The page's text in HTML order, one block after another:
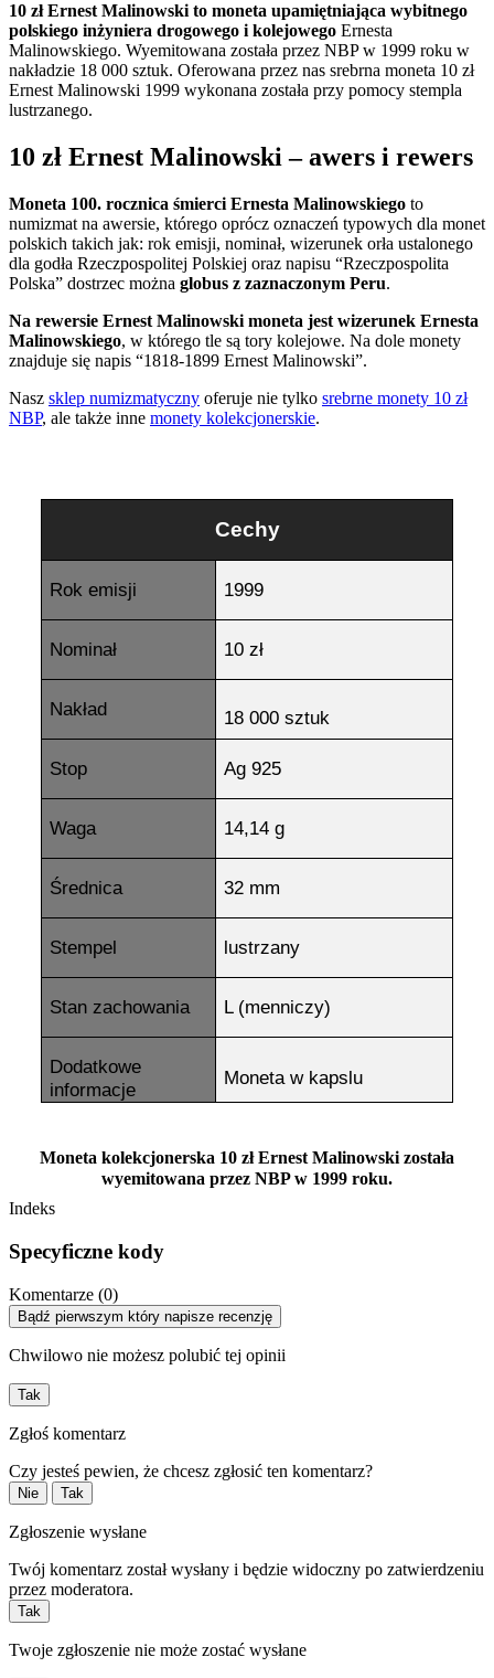
10 zł Ernest Malinowski to moneta upamiętniająca wybitnego
polskiego inżyniera drogowego i kolejowego Ernesta
Malinowskiego. Wyemitowana została przez NBP w 1999 roku w
nakładzie 18 000 sztuk. Oferowana przez nas srebrna moneta 10 zł
Ernest Malinowski 1999 wykonana została przy pomocy stempla
lustrzanego.
10 zł Ernest Malinowski – awers i rewers
Moneta 100. rocznica śmierci Ernesta Malinowskiego to
numizmat na awersie, którego oprócz oznaczeń typowych dla monet
polskich takich jak: rok emisji, nominał, wizerunek orła ustalonego
dla godła Rzeczpospolitej Polskiej oraz napisu “Rzeczpospolita
Polska” dostrzec można globus z zaznaczonym Peru.
Na rewersie Ernest Malinowski moneta jest wizerunek Ernesta
Malinowskiego, w którego tle są tory kolejowe. Na dole monety
znajduje się napis “1818-1899 Ernest Malinowski”.
Nasz sklep numizmatyczny oferuje nie tylko srebrne monety 10 zł
NBP, ale także inne monety kolekcjonerskie.
Cechy
Rok emisji 1999
Nominał 10 zł
Nakład 18 000 sztuk
Stop Ag 925
Waga 14,14 g
Średnica 32 mm
Stempel lustrzany
Stan zachowania L (menniczy)
Dodatkowe
informacje
Moneta w kapslu
Moneta kolekcjonerska 10 zł Ernest Malinowski została
wyemitowana przez NBP w 1999 roku.
Indeks
Specyficzne kody
Komentarze (0)
Bądź pierwszym który napisze recenzję
Chwilowo nie możesz polubić tej opinii
Tak
Zgłoś komentarz
Czy jesteś pewien, że chcesz zgłosić ten komentarz?
Nie Tak
Zgłoszenie wysłane
Twój komentarz został wysłany i będzie widoczny po zatwierdzeniu
przez moderatora.
Tak
Twoje zgłoszenie nie może zostać wysłane